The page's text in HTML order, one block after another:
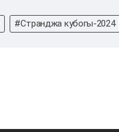
#Странджа кубогы-2024